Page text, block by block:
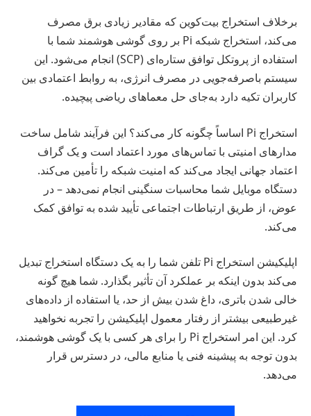
برخلاف استخراج بیت‌کوین که مقادیر زیادی برق مصرف
می‌کند، استخراج شبکه Pi بر روی گوشی هوشمند شما با
استفاده از پروتکل توافق ستاره‌ای (SCP) انجام می‌شود. این
سیستم باصرفه‌جویی در مصرف انرژی، به روابط اعتمادی بین
کاربران تکیه دارد به‌جای حل معماهای ریاضی پیچیده.
استخراج Pi اساساً چگونه کار می‌کند؟ این فرآیند شامل ساخت
مدارهای امنیتی با تماس‌های مورد اعتماد است و یک گراف
اعتماد جهانی ایجاد می‌کند که امنیت شبکه را تأمین می‌کند.
دستگاه موبایل شما محاسبات سنگینی انجام نمی‌دهد – در
عوض، از طریق ارتباطات اجتماعی تأیید شده به توافق کمک
می‌کند.
اپلیکیشن استخراج Pi تلفن شما را به یک دستگاه استخراج تبدیل
می‌کند بدون اینکه بر عملکرد آن تأثیر بگذارد. شما هیچ گونه
خالی شدن باتری، داغ شدن بیش از حد، یا استفاده از داده‌های
غیرطبیعی بیشتر از رفتار معمول اپلیکیشن را تجربه نخواهید
کرد. این امر استخراج Pi را برای هر کسی با یک گوشی هوشمند،
بدون توجه به پیشینه فنی یا منابع مالی، در دسترس قرار
می‌دهد.